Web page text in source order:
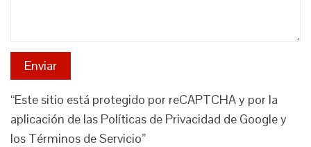
“Este sitio está protegido por reCAPTCHA y por la
aplicación de las Políticas de Privacidad de Google y
los Términos de Servicio”